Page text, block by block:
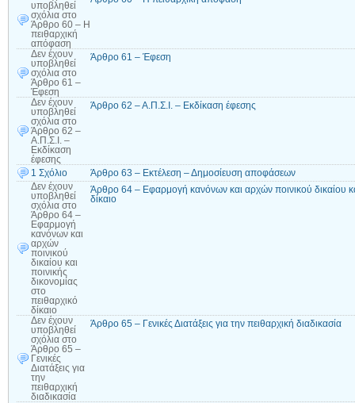
υποβληθεί
σχόλια στο
Άρθρο 60 – Η
πειθαρχική
απόφαση
Δεν έχουν
υποβληθεί
σχόλια στο
Άρθρο 61 –
Έφεση
Άρθρο 61 – Έφεση
Δεν έχουν
υποβληθεί
σχόλια στο
Άρθρο 62 –
Α.Π.Σ.Ι. –
Εκδίκαση
έφεσης
Άρθρο 62 – Α.Π.Σ.Ι. – Εκδίκαση έφεσης
1 Σχόλιο
Άρθρο 63 – Εκτέλεση – Δημοσίευση αποφάσεων
Δεν έχουν
υποβληθεί
σχόλια στο
Άρθρο 64 –
Εφαρμογή
κανόνων και
αρχών
ποινικού
δικαίου και
ποινικής
δικονομίας
στο
πειθαρχικό
δίκαιο
Άρθρο 64 – Εφαρμογή κανόνων και αρχών ποινικού δικαίου
δίκαιο
Δεν έχουν
υποβληθεί
σχόλια στο
Άρθρο 65 –
Γενικές
Διατάξεις για
την
πειθαρχική
διαδικασία
Άρθρο 65 – Γενικές Διατάξεις για την πειθαρχική διαδικασία